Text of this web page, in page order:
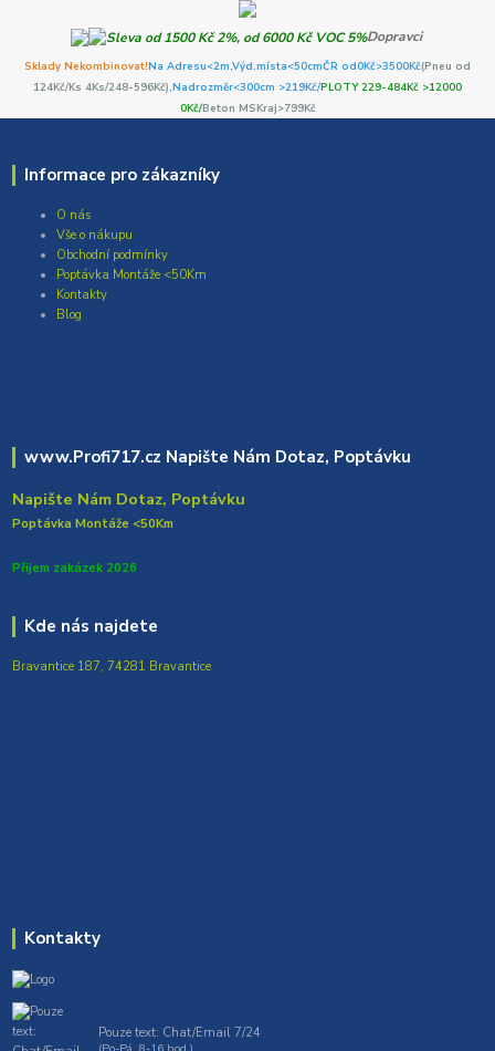
Dopravci
Sklady Nekombinovat!Na Adresu<2m,Výd.místa<50cmČR od0Kč>3500Kč(Pneu od
124Kč/Ks 4Ks/248-596Kč),Nadrozměr<300cm >219Kč/PLOTY 229-484Kč >12000
0Kč/Beton MSKraj>799Kč
Informace pro zákazníky
O nás
Vše o nákupu
Obchodní podmínky
Poptávka Montáže <50Km
Kontakty
Blog
www.Profi717.cz Napište Nám Dotaz, Poptávku
Napište Nám Dotaz, Poptávku
Poptávka Montáže <50Km
Přijem zakázek 2026
Kde nás najdete
Bravantice 187, 74281 Bravantice
Kontakty
Pouze text: Chat/Email 7/24